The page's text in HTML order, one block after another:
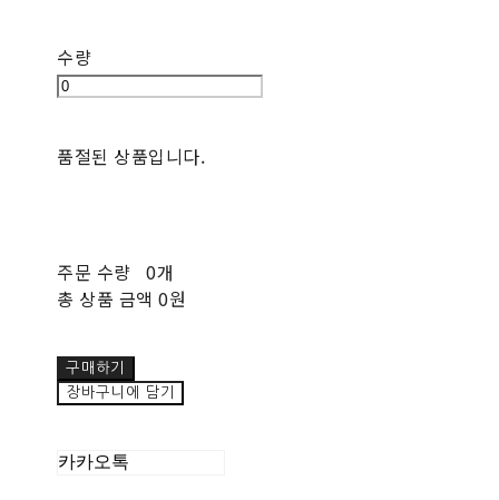
수량
품절된 상품입니다.
주문 수량 0개
총 상품 금액 0원
구매하기
장바구니에 담기
카카오톡